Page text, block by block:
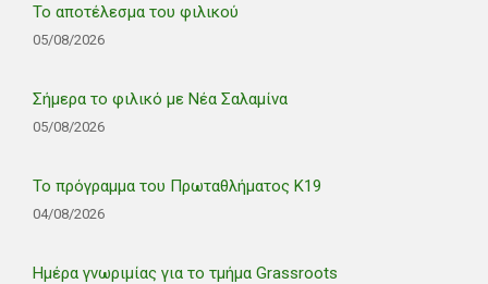
Το αποτέλεσμα του φιλικού
05/08/2026
Σήμερα το φιλικό με Νέα Σαλαμίνα
05/08/2026
Το πρόγραμμα του Πρωταθλήματος Κ19
04/08/2026
Ημέρα γνωριμίας για το τμήμα Grassroots